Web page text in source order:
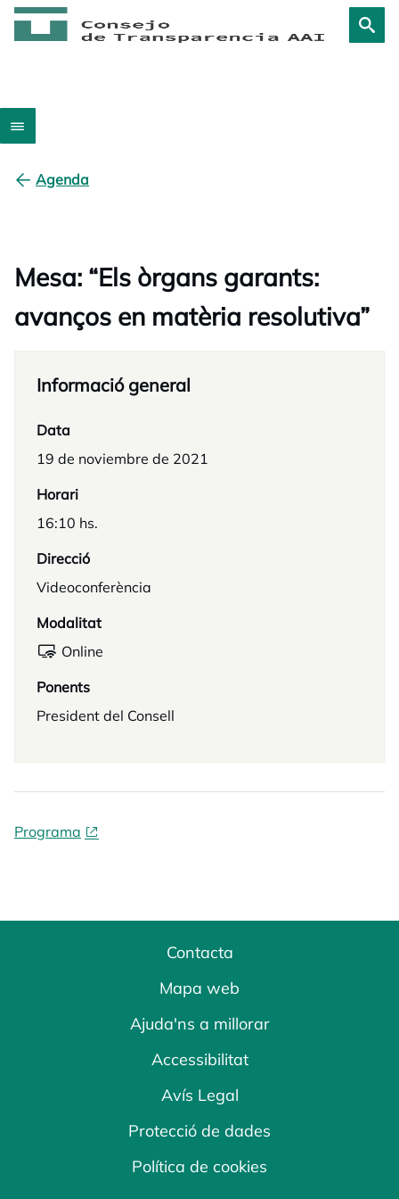
Agenda
Mesa: “Els òrgans garants:
avanços en matèria resolutiva”
Informació general
Data
19 de noviembre de 2021
Horari
16:10 hs.
Direcció
Videoconferència
Modalitat
Online
Ponents
President del Consell
Programa
Contacta
Mapa web
Ajuda'ns a millorar
Accessibilitat
Avís Legal
Protecció de dades
Política de cookies